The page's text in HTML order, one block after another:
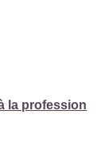
la profession